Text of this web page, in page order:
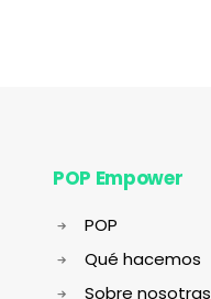
POP Empower
POP
Qué hacemos
Sobre nosotras